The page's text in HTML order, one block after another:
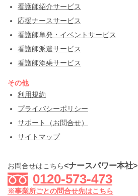
看護師紹介サービス
応援ナースサービス
看護師単発・イベントサービス
看護師派遣サービス
看護師添乗サービス
その他
利用規約
プライバシーポリシー
サポート（お問合せ）
サイトマップ
お問合せはこちら<ナースパワー本社>
0120-573-473
※事業所ごとの問合せ先はこちら